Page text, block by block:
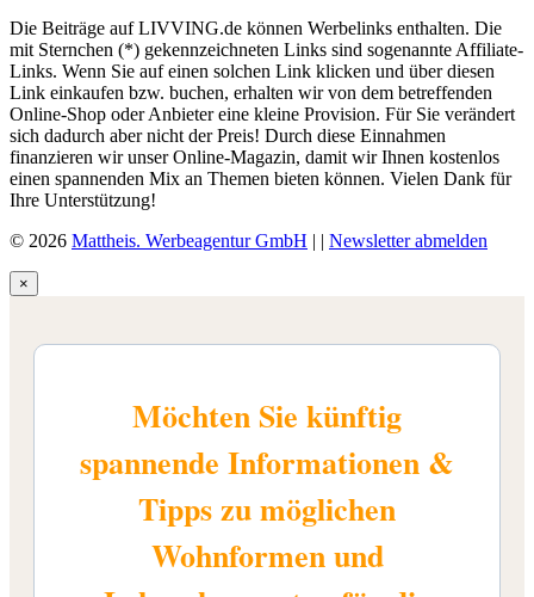
Die Beiträge auf LIVVING.de können Werbelinks enthalten. Die
mit Sternchen (*) gekennzeichneten Links sind sogenannte Affiliate-
Links. Wenn Sie auf einen solchen Link klicken und über diesen
Link einkaufen bzw. buchen, erhalten wir von dem betreffenden
Online-Shop oder Anbieter eine kleine Provision. Für Sie verändert
sich dadurch aber nicht der Preis! Durch diese Einnahmen
finanzieren wir unser Online-Magazin, damit wir Ihnen kostenlos
einen spannenden Mix an Themen bieten können. Vielen Dank für
Ihre Unterstützung!
© 2026 Mattheis. Werbeagentur GmbH Newsletter abmelden
×